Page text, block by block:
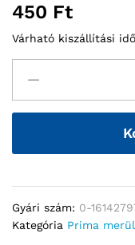
450 Ft
Várható kiszállítási
Gyári szám: 0-
Kategória Prima